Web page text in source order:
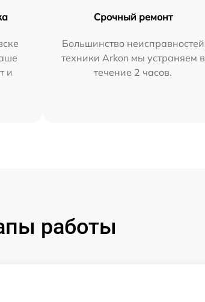
и
Срочный ремонт
Большинство неисправностей
техники Arkon мы устраняем в
течение 2 часов.
работы